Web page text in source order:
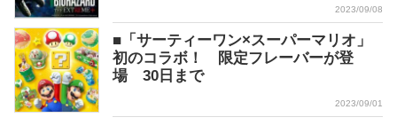
2023/09/08
■「サーティーワン×スーパーマリオ」
初のコラボ！ 限定フレーバーが登
場 30日まで
2023/09/01